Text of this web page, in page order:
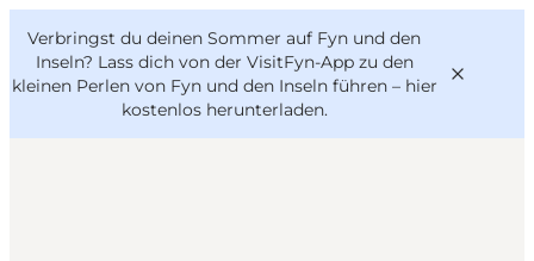
Verbringst du deinen Sommer auf Fyn und den
Inseln? Lass dich von der VisitFyn-App zu den
kleinen Perlen von Fyn und den Inseln führen – hier
kostenlos herunterladen.
VisitFyn
Deutsch